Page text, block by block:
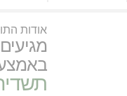
אודות